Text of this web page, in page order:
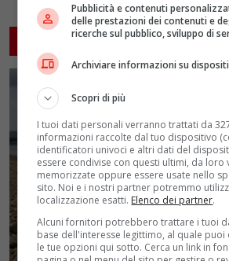
ARTICOLI CORRELATI
Pubblicità e contenuti
delle prestazioni dei contenuti e
ricerche sul pubblico, sviluppo di
Archiviare informazioni su
Scopri di più
I tuoi dati personali verranno trattati da
informazioni raccolte dal tuo dispositivo
identificatori univoci e altri dati del
essere condivise con questi ultimi, da loro
memorizzate oppure essere usate nello
sito. Noi e i nostri partner potremmo
localizzazione esatti. Elenco dei partner.
Alcuni fornitori potrebbero trattare i tuoi
base dell'interesse legittimo, al quale
le tue opzioni qui sotto. Cerca un link in